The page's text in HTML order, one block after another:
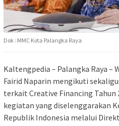
Dok : MMC Kota Palangka Raya
Kaltengpedia – Palangka Raya –
Fairid Naparin mengikuti
terkait Creative Financing Tahun
kegiatan yang diselenggarakan
Republik Indonesia melalui